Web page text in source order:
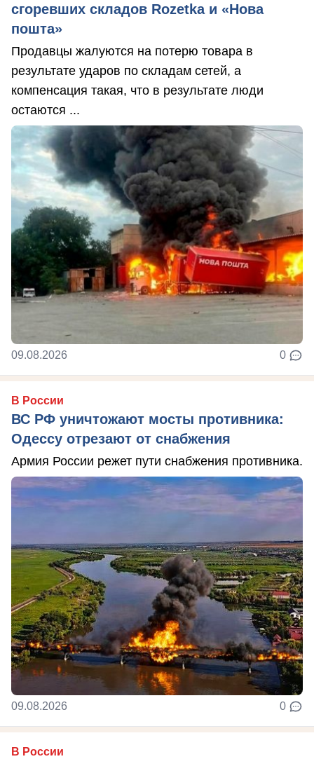
сгоревших складов Rozetka и «Нова
пошта»
Продавцы жалуются на потерю товара в
результате ударов по складам сетей, а
компенсация такая, что в результате люди
остаются ...
09.08.2026 0
В России
ВС РФ уничтожают мосты противника:
Одессу отрезают от снабжения
Армия России режет пути снабжения противника.
09.08.2026 0
В России